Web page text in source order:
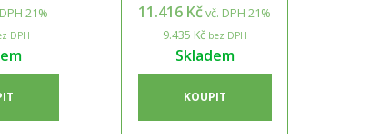
21%
DPH
11.416 Kčvč. DPH 21%
9.435 Kčbez DPH
Skladem
KOUPIT